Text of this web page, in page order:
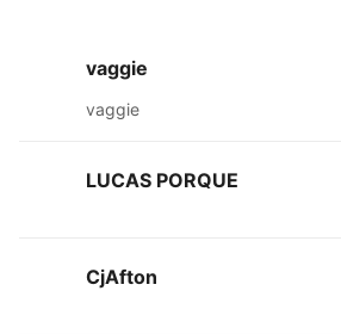
vaggie
vaggie
LUCAS PORQUE
CjAfton